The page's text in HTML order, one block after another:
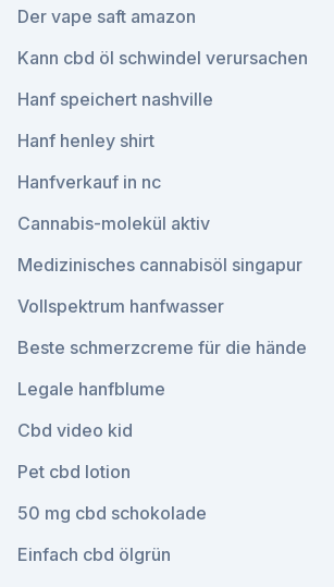
Der vape saft amazon
Kann cbd öl schwindel verursachen
Hanf speichert nashville
Hanf henley shirt
Hanfverkauf in nc
Cannabis-molekül aktiv
Medizinisches cannabisöl singapur
Vollspektrum hanfwasser
Beste schmerzcreme für die hände
Legale hanfblume
Cbd video kid
Pet cbd lotion
50 mg cbd schokolade
Einfach cbd ölgrün